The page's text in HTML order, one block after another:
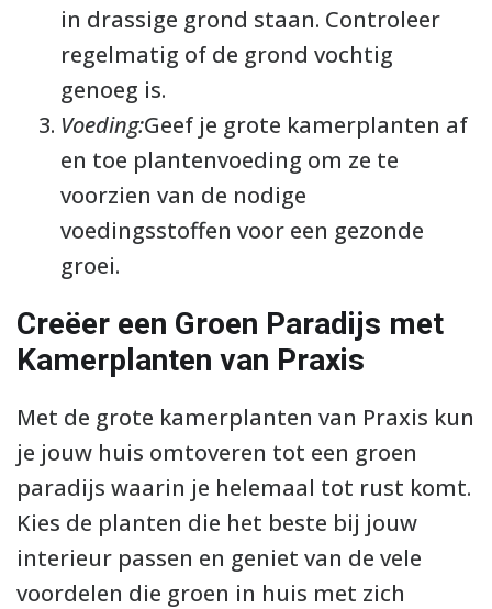
in drassige grond staan. Controleer
regelmatig of de grond vochtig
genoeg is.
Voeding:Geef je grote kamerplanten af
en toe plantenvoeding om ze te
voorzien van de nodige
voedingsstoffen voor een gezonde
groei.
Creëer een Groen Paradijs met
Kamerplanten van Praxis
Met de grote kamerplanten van Praxis kun
je jouw huis omtoveren tot een groen
paradijs waarin je helemaal tot rust komt.
Kies de planten die het beste bij jouw
interieur passen en geniet van de vele
voordelen die groen in huis met zich